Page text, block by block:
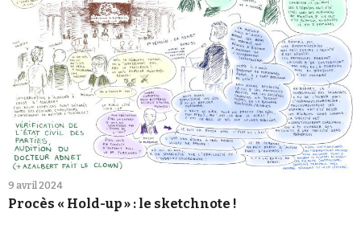
9 avril 2024
Procès « Hold-up » : le sketchnote !